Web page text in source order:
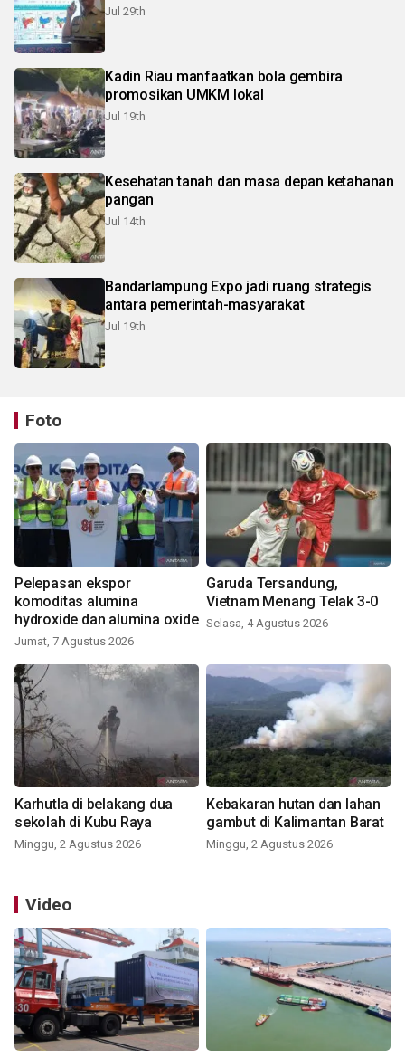
Jul 29th
Kadin Riau manfaatkan bola gembira
promosikan UMKM lokal
Jul 19th
Kesehatan tanah dan masa depan ketahanan
pangan
Jul 14th
Bandarlampung Expo jadi ruang strategis
antara pemerintah-masyarakat
Jul 19th
Foto
Pelepasan ekspor
komoditas alumina
hydroxide dan alumina oxide
Jumat, 7 Agustus 2026
Garuda Tersandung,
Vietnam Menang Telak 3-0
Selasa, 4 Agustus 2026
Karhutla di belakang dua
sekolah di Kubu Raya
Minggu, 2 Agustus 2026
Kebakaran hutan dan lahan
gambut di Kalimantan Barat
Minggu, 2 Agustus 2026
Video